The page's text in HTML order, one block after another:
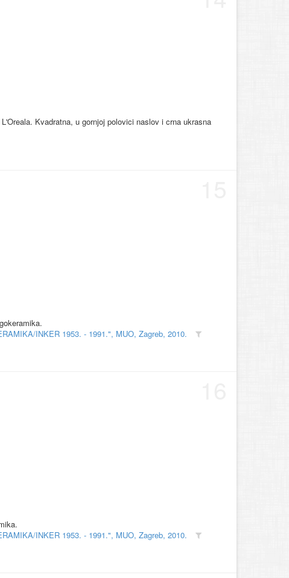
Kvadratna, u gornjoj polovici naslov i crna ukrasna
INKER 1953. - 1991.", MUO, Zagreb, 2010.
INKER 1953. - 1991.", MUO, Zagreb, 2010.